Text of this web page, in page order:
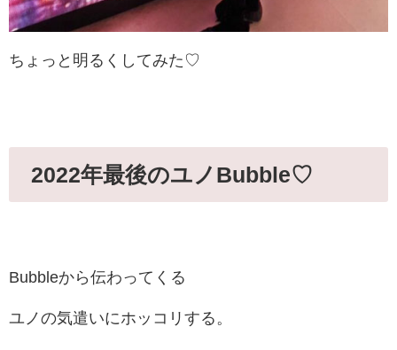
ちょっと明るくしてみた♡
2022年最後のユノBubble♡
Bubbleから伝わってくる
ユノの気遣いにホッコリする。